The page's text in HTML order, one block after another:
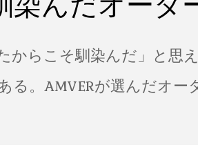
からこそ馴染んだ」と思
る。AMVERが選んだオー